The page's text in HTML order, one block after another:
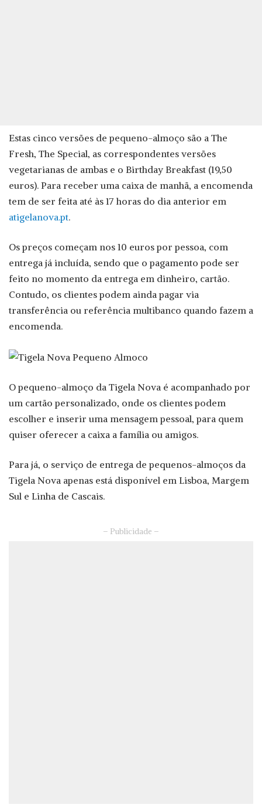
Estas cinco versões de pequeno-almoço são a The
Fresh, The Special, as correspondentes versões
vegetarianas de ambas e o Birthday Breakfast (19,50
euros). Para receber uma caixa de manhã, a encomenda
tem de ser feita até às 17 horas do dia anterior em
atigelanova.pt.
Os preços começam nos 10 euros por pessoa, com
entrega já incluída, sendo que o pagamento pode ser
feito no momento da entrega em dinheiro, cartão.
Contudo, os clientes podem ainda pagar via
transferência ou referência multibanco quando fazem a
encomenda.
O pequeno-almoço da Tigela Nova é acompanhado por
um cartão personalizado, onde os clientes podem
escolher e inserir uma mensagem pessoal, para quem
quiser oferecer a caixa a família ou amigos.
Para já, o serviço de entrega de pequenos-almoços da
Tigela Nova apenas está disponível em Lisboa, Margem
Sul e Linha de Cascais.
– Publicidade –